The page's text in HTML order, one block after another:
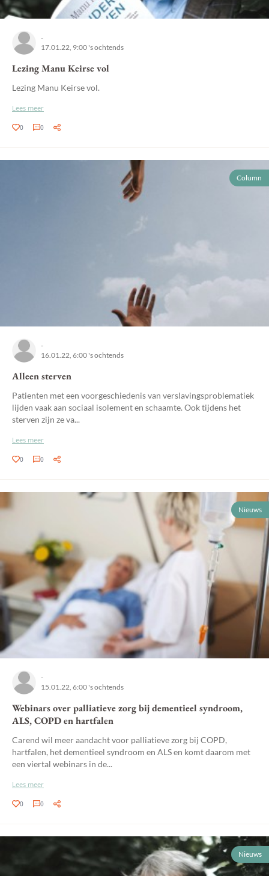
-
17.01.22, 9:00 's ochtends
Lezing Manu Keirse vol
Lezing Manu Keirse vol.
Lees meer
0 0
Column
-
16.01.22, 6:00 's ochtends
Alleen sterven
Patienten met een voorgeschiedenis van verslavingsproblematiek
lijden vaak aan sociaal isolement en schaamte. Ook tijdens het
sterven zijn ze va...
Lees meer
0 0
Nieuws
-
15.01.22, 6:00 's ochtends
Webinars over palliatieve zorg bij dementieel syndroom,
ALS, COPD en hartfalen
Carend wil meer aandacht voor palliatieve zorg bij COPD,
hartfalen, het dementieel syndroom en ALS en komt daarom met
een viertal webinars in de...
Lees meer
0 0
Nieuws